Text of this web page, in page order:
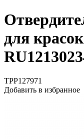
для
TPP127971
Добавить в избранное